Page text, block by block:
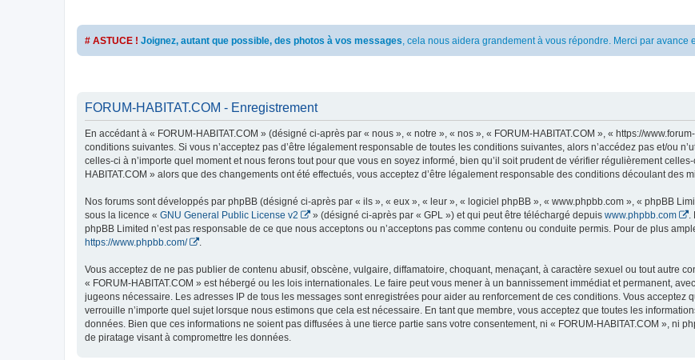
# ASTUCE ! Joignez, autant que possible, des photos à vos messages, cela nous aidera grandement à vous répondre. Merci par avance
FORUM-HABITAT.COM - Enregistrement
En accédant à « FORUM-HABITAT.COM » (désigné ci-après par « nous », « notre », « nos », « FORUM-HABITAT.COM », « https://
conditions suivantes. Si vous n’acceptez pas d’être légalement responsable de toutes les conditions suivantes, alors n’accédez pas et/ou
celles-ci à n’importe quel moment et nous ferons tout pour que vous en soyez informé, bien qu’il soit prudent de vérifier régulièrement
HABITAT.COM » alors que des changements ont été effectués, vous acceptez d’être légalement responsable des conditions découlant des
Nos forums sont développés par phpBB (désigné ci-après par « ils », « eux », « leur », « logiciel phpBB », « www.phpbb.com », « phpBB
sous la licence « GNU General Public License v2 » (désigné ci-après par « GPL ») et qui peut être téléchargé depuis www.phpbb.com
phpBB Limited n’est pas responsable de ce que nous acceptons ou n’acceptons pas comme contenu ou conduite permis. Pour de plus
https://www.phpbb.com/
.
Vous acceptez de ne pas publier de contenu abusif, obscène, vulgaire, diffamatoire, choquant, menaçant, à caractère sexuel ou tout autre
« FORUM-HABITAT.COM » est hébergé ou les lois internationales. Le faire peut vous mener à un bannissement immédiat et permanent,
jugeons nécessaire. Les adresses IP de tous les messages sont enregistrées pour aider au renforcement de ces conditions. Vous acceptez
verrouille n’importe quel sujet lorsque nous estimons que cela est nécessaire. En tant que membre, vous acceptez que toutes les
données. Bien que ces informations ne soient pas diffusées à une tierce partie sans votre consentement, ni « FORUM-HABITAT.COM », ni
de piratage visant à compromettre les données.